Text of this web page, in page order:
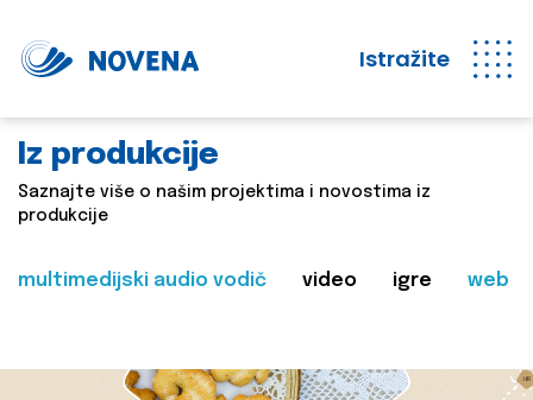
Istražite
Iz produkcije
Saznajte više o našim projektima i novostima iz
produkcije
multimedijski audio vodič video igre web